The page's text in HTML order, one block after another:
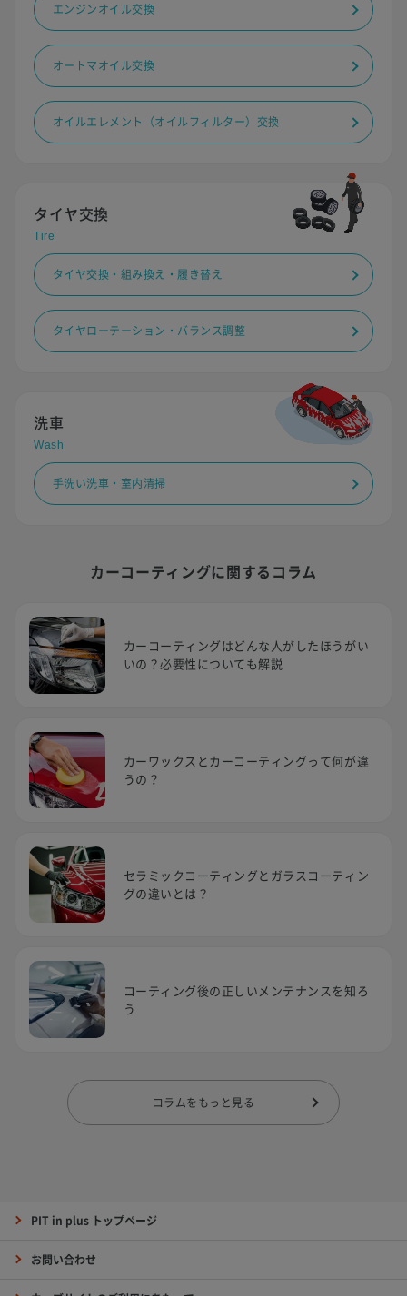
エンジンオイル交換
オートマオイル交換
オイルエレメント（オイルフィルター）交換
タイヤ交換
Tire
タイヤ交換・組み換え・履き替え
タイヤローテーション・バランス調整
洗車
Wash
手洗い洗車・室内清掃
カーコーティングに関するコラム
カーコーティングはどんな人がしたほうがい
いの？必要性についても解説
カーワックスとカーコーティングって何が違
うの？
セラミックコーティングとガラスコーティン
グの違いとは？
コーティング後の正しいメンテナンスを知ろ
う
コラムをもっと見る
PIT in plus トップページ
お問い合わせ